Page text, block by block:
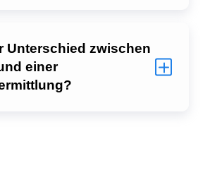
Unterschied zwischen
einer